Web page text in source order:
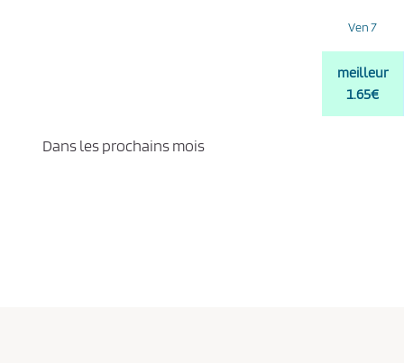
Ven 7
meilleur
1.65€
Dans les prochains mois